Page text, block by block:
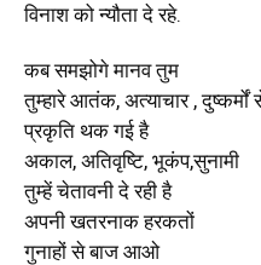
विनाश को न्यौता दे रहे.
कब समझोगे मानव तुम
तुम्हारे आतंक, अत्याचार , दुष्कर्मों
प्रकृति थक गई है
अकाल, अतिवृष्टि, भूकंप,सुनामी
तुम्हें चेतावनी दे रही है
अपनी खतरनाक हरकतों
गुनाहों से बाज आओ